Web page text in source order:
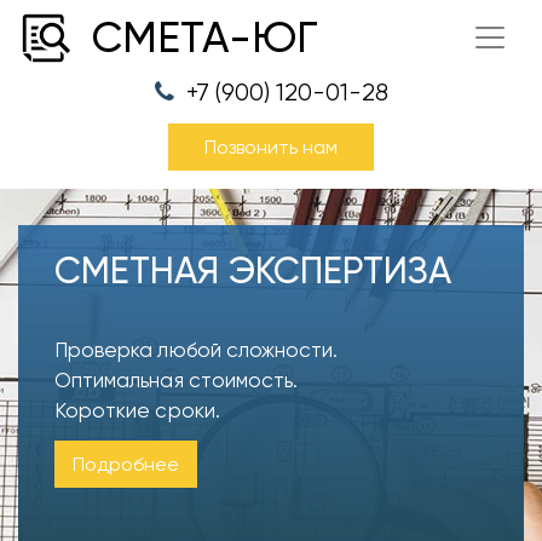
СМЕТА-ЮГ
+7 (900) 120-01-28
Позвонить нам
СМЕТНАЯ ЭКСПЕРТИЗА
Проверка любой сложности.
Оптимальная стоимость.
Короткие сроки.
Подробнее